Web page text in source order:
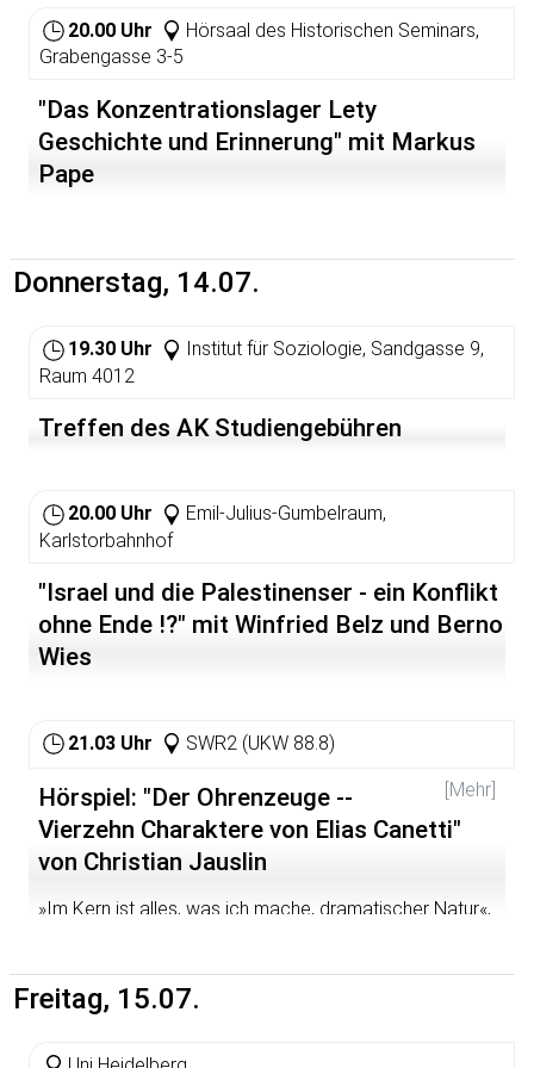
den Aufführungen eingeladen.
20.00 Uhr
Hörsaal des Historischen Seminars,
Grabengasse 3-5
"Das Konzentrationslager Lety 
Geschichte und Erinnerung" mit Markus
Pape
Donnerstag, 14.07.
19.30 Uhr
Institut für Soziologie, Sandgasse 9,
Raum 4012
Treffen des AK Studiengebühren
20.00 Uhr
Emil-Julius-Gumbelraum,
Karlstorbahnhof
"Israel und die Palestinenser - ein Konflikt
ohne Ende !?" mit Winfried Belz und Berno
Wies
21.03 Uhr SWR2 (UKW 88.8)
[Mehr]
Hörspiel: "Der Ohrenzeuge --
Vierzehn Charaktere von Elias Canetti"
von Christian Jauslin
»Im Kern ist alles, was ich mache, dramatischer Natur«,
heraufbeschwört, wie man ihn im Gedächtnis behält, so
kommt man auf ein viel einfacheres Bild: es sind einige
besonders von andern unterscheidet. Diese
Freitag, 15.07.